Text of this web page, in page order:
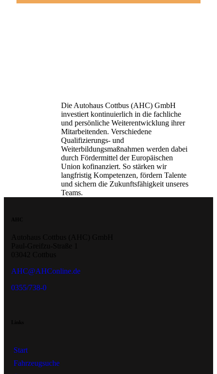
Die Autohaus Cottbus (AHC) GmbH
investiert kontinuierlich in die fachliche
und persönliche Weiterentwicklung ihrer
Mitarbeitenden. Verschiedene
Qualifizierungs- und
Weiterbildungsmaßnahmen werden dabei
durch Fördermittel der Europäischen
Union kofinanziert. So stärken wir
langfristig Kompetenzen, fördern Talente
und sichern die Zukunftsfähigkeit unseres
Teams.
AHC@AHConline.de
0355/738-0
Start
Fahrzeugsuche